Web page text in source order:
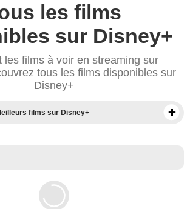
les films
sur Disney+
les films à voir en streaming sur
tous les films disponibles sur
Disney+
films sur Disney+